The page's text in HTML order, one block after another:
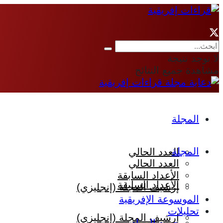
لا توجد نتيجة
مشاهدة جميع النتائج
المجلة
العدد الحالي
الأعداد السابقة
إرشيف المجلة (إنجليزي)
المجلة
العدد الحالي
الأعداد السابقة
إرشيف المجلة (إنجليزي)
الموسوعة الإفريقية
تحليلات